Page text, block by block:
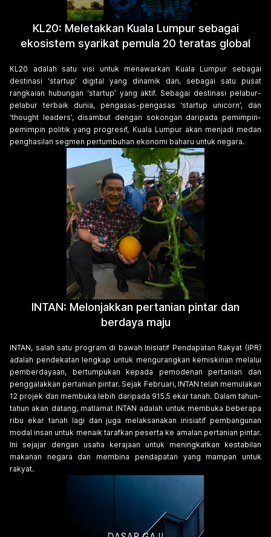
KL20: Meletakkan Kuala Lumpur sebagai
ekosistem syarikat pemula 20 teratas global
KL20 adalah satu visi untuk menawarkan Kuala Lumpur sebagai
destinasi ‘startup’ digital yang dinamik dan, sebagai satu pusat
rangkaian hubungan ‘startup’ yang aktif. Sebagai destinasi pelabur-
pelabur terbaik dunia, pengasas-pengasas ‘startup unicorn’, dan
‘thought leaders’, disambut dengan sokongan daripada pemimpin-
pemimpin politik yang progresif, Kuala Lumpur akan menjadi medan
penghasilan segmen pertumbuhan ekonomi baharu untuk negara.
INTAN: Melonjakkan pertanian pintar dan
berdaya maju
INTAN, salah satu program di bawah Inisiatif Pendapatan Rakyat (IPR)
adalah pendekatan lengkap untuk mengurangkan kemiskinan melalui
pemberdayaan, bertumpukan kepada pemodenan pertanian dan
penggalakkan pertanian pintar. Sejak Februari, INTAN telah memulakan
12 projek dan membuka lebih daripada 915.5 ekar tanah. Dalam tahun-
tahun akan datang, matlamat INTAN adalah untuk membuka beberapa
ribu ekar tanah lagi dan juga melaksanakan inisiatif pembangunan
modal insan untuk menaik tarafkan peserta ke amalan pertanian pintar.
Ini sejajar dengan usaha kerajaan untuk meningkatkan kestabilan
makanan negara dan membina pendapatan yang mampan untuk
rakyat.